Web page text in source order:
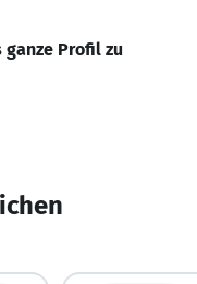
ganze Profil zu